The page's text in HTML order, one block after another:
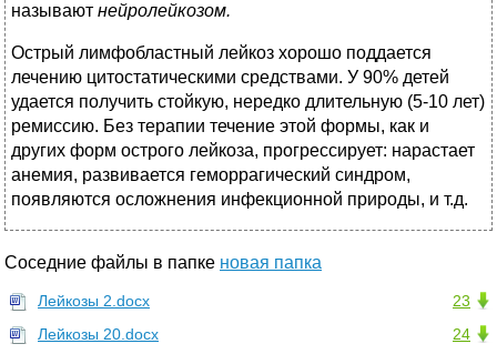
называют нейролейкозом.
Острый лимфобластный лейкоз хорошо поддается
лечению цитостатическими средствами. У 90% детей
удается получить стойкую, нередко длительную (5-10 лет)
ремиссию. Без терапии течение этой формы, как и
других форм острого лейкоза, прогрессирует: нарастает
анемия, развивается геморрагический синдром,
появляются осложнения инфекционной природы, и т.д.
Соседние файлы в папке новая папка
23
Лейкозы 2.docx
24
Лейкозы 20.docx